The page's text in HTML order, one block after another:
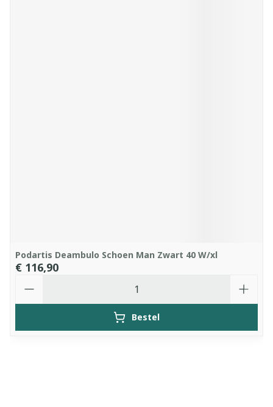
Podartis Deambulo Schoen Man Zwart 40 W/xl
€ 116,90
Bestel